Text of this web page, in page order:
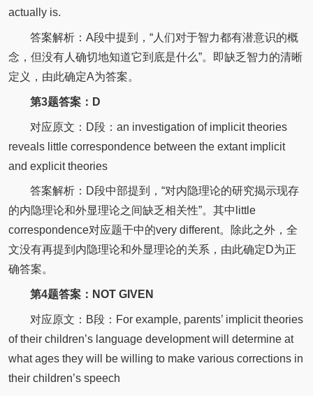
actually is.
答案解析：A段中提到，“人们对于智力都有潜意识的概
念，但没有人确切地知道它到底是什么”。即缺乏智力的清晰
定义，由此确定A为答案。
第3题答案：D
对应原文：D段：an investigation of implicit theories
reveals little correspondence between the extant implicit
and explicit theories
答案解析：D段中部提到，“对内隐理论的研究揭示现存
的内隐理论和外显理论之间缺乏相关性”。其中little
correspondence对应题干中的very different。除此之外，全
文没有再提到内隐理论和外显理论的关系，由此确定D为正
确答案。
第4题答案：NOT GIVEN
对应原文：B段：For example, parents’ implicit theories
of their children’s language development will determine at
what ages they will be willing to make various corrections in
their children’s speech